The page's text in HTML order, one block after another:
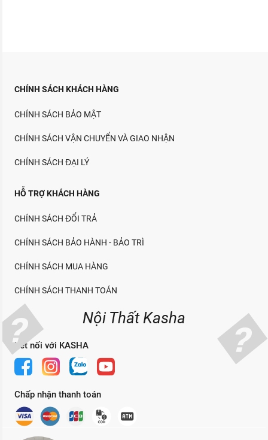
CHÍNH SÁCH KHÁCH HÀNG
CHÍNH SÁCH BẢO MẬT
CHÍNH SÁCH VẬN CHUYỂN VÀ GIAO NHẬN
CHÍNH SÁCH ĐẠI LÝ
HỖ TRỢ KHÁCH HÀNG
CHÍNH SÁCH ĐỔI TRẢ
CHÍNH SÁCH BẢO HÀNH - BẢO TRÌ
CHÍNH SÁCH MUA HÀNG
CHÍNH SÁCH THANH TOÁN
Nội Thất Kasha
Kết nối với KASHA
Chấp nhận thanh toán